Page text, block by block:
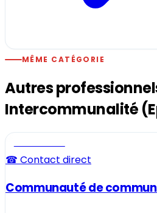
MÊME CATÉGORIE
Autres
Intercommunalité
☎ Contact direct
Communauté de